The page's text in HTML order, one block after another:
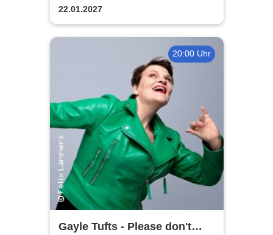
22.01.2027
20:00 Uhr
Gayle Tufts - Please don't